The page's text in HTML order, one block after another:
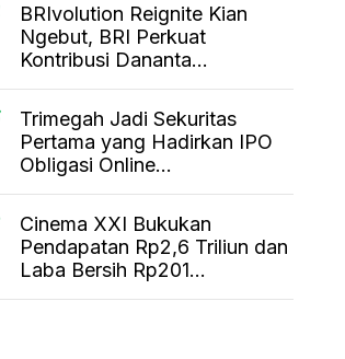
BRIvolution Reignite Kian
Ngebut, BRI Perkuat
Kontribusi Dananta...
Trimegah Jadi Sekuritas
Pertama yang Hadirkan IPO
Obligasi Online...
Cinema XXI Bukukan
Pendapatan Rp2,6 Triliun dan
Laba Bersih Rp201...